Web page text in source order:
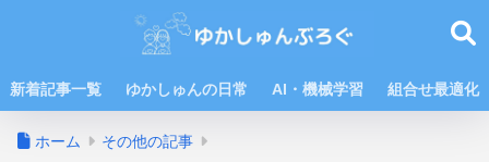
新着記事一覧 ゆかしゅんの日常 AI・機械学習 組合せ最適化
ホーム その他の記事